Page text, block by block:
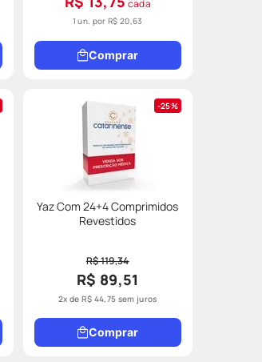
cada
1 un. porR$ 20,63
Comprar
25%
Yaz Com 24+4 Comprimidos
Revestidos
R$ 119,34
R$ 89,51
2x de R$ 44,75 sem juros
Comprar